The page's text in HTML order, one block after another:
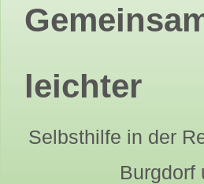
leichter
Selbsthilfe in der
Burgdorf